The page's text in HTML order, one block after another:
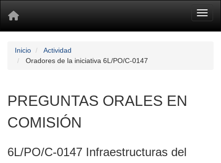
Inicio
Actividad
Oradores de la iniciativa 6L/PO/C-0147
PREGUNTAS ORALES EN
COMISIÓN
6L/PO/C-0147 Infraestructuras del